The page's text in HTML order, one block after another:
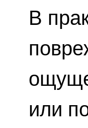
В
или